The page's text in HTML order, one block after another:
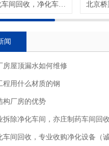
药厂净化车间回收，净化车间板拆除回收 北京桥
闻
房屋顶漏水如何维修
程用什么材质的钢
构厂房的优势
拆除净化车间，亦庄制药车间回收
车间回收，专业收购净化设备（诚